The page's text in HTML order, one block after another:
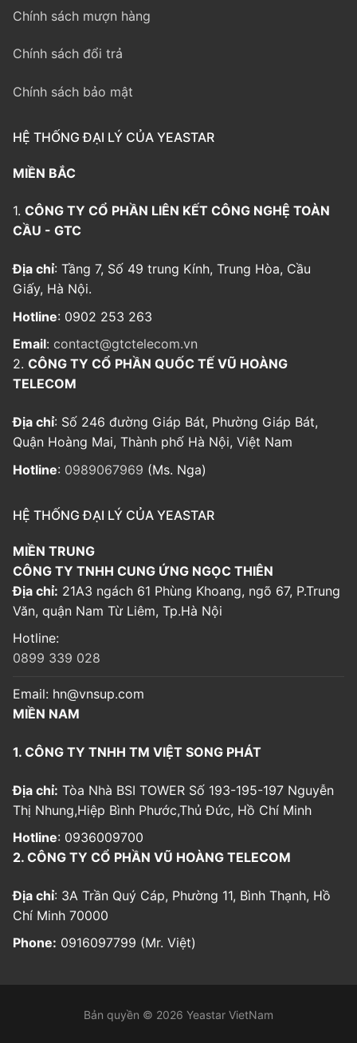
Chính sách mượn hàng
Chính sách đổi trả
Chính sách bảo mật
HỆ THỐNG ĐẠI LÝ CỦA YEASTAR
MIỀN BẮC
1. CÔNG TY CỔ PHẦN LIÊN KẾT CÔNG NGHỆ TOÀN
CẦU - GTC
Địa chỉ: Tầng 7, Số 49 trung Kính, Trung Hòa, Cầu
Giấy, Hà Nội.
Hotline: 0902 253 263
Email: contact@gtctelecom.vn
2. CÔNG TY CỔ PHẦN QUỐC TẾ VŨ HOÀNG
TELECOM
Địa chỉ: Số 246 đường Giáp Bát, Phường Giáp Bát,
Quận Hoàng Mai, Thành phố Hà Nội, Việt Nam
Hotline: 0989067969 (Ms. Nga)
HỆ THỐNG ĐẠI LÝ CỦA YEASTAR
MIỀN TRUNG
CÔNG TY TNHH CUNG ỨNG NGỌC THIÊN
Địa chỉ: 21A3 ngách 61 Phùng Khoang, ngõ 67, P.Trung
Văn, quận Nam Từ Liêm, Tp.Hà Nội
Hotline:
0899 339 028
Email: hn@vnsup.com
MIỀN NAM
1. CÔNG TY TNHH TM VIỆT SONG PHÁT
Địa chỉ: Tòa Nhà BSI TOWER Số 193-195-197 Nguyễn
Thị Nhung,Hiệp Bình Phước,Thủ Đức, Hồ Chí Minh
Hotline: 0936009700
2. CÔNG TY CỔ PHẦN VŨ HOÀNG TELECOM
Địa chỉ: 3A Trần Quý Cáp, Phường 11, Bình Thạnh, Hồ
Chí Minh 70000
Phone: 0916097799 (Mr. Việt)
Bản quyền © 2026 Yeastar VietNam